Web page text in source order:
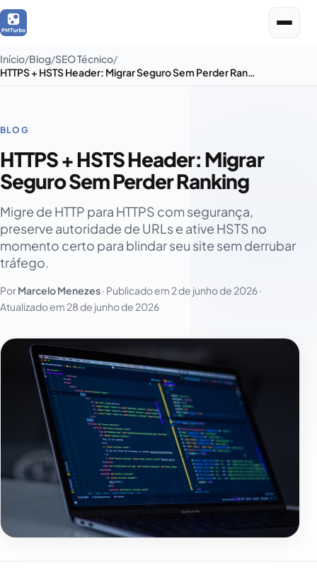
Início Blog SEO Técnico
BLOG
HTTPS + HSTS Header: Migrar
Seguro Sem Perder Ranking
Migre de HTTP para HTTPS com segurança,
preserve autoridade de URLs e ative HSTS no
momento certo para blindar seu site sem derrubar
tráfego.
PorMarcelo Menezes· Publicado em 2 de junho de 2026·
Atualizado em 28 de junho de 2026